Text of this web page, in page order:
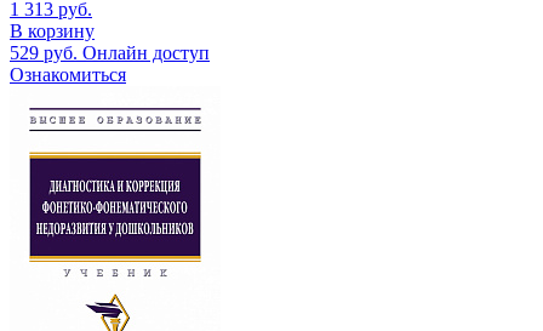
1 313 руб.
В корзину
529 руб. Онлайн доступ
Ознакомиться